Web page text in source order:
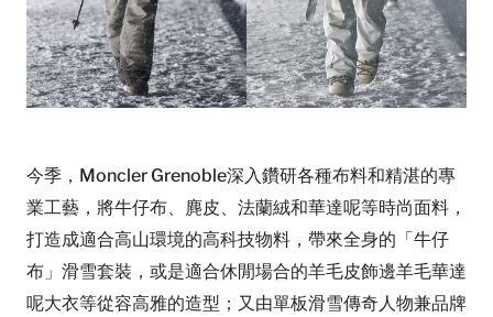
今季，Moncler Grenoble深入鑽研各種布料和精湛的專
業工藝，將牛仔布、麂皮、法蘭絨和華達呢等時尚面料，
打造成適合高山環境的高科技物料，帶來全身的「牛仔
布」滑雪套裝，或是適合休閒場合的羊毛皮飾邊羊毛華達
呢大衣等從容高雅的造型；又由單板滑雪傳奇人物兼品牌